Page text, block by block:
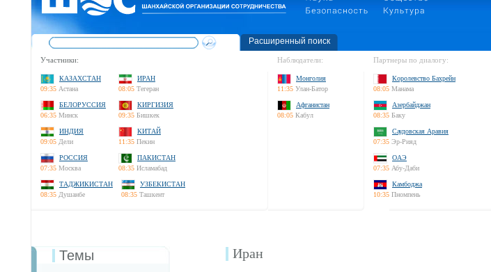
Расширенный поиск
Участники:
КАЗАХСТАН
09:35 Астана
ИРАН
08:05 Тегеран
БЕЛОРУССИЯ
06:35 Минск
КИРГИЗИЯ
09:35 Бишкек
ИНДИЯ
09:05 Дели
КИТАЙ
11:35 Пекин
РОССИЯ
07:35 Москва
ПАКИСТАН
08:35 Исламабад
ТАДЖИКИСТАН
08:35 Душанбе
УЗБЕКИСТАН
08:35 Ташкент
Наблюдатели:
Монголия
11:35 Улан-Батор
Афганистан
08:05 Кабул
Партнеры по диалогу:
Королевство Бахрейн
08:05 Манама
Азербайджан
08:35 Баку
Саудовская Аравия
07:35 Эр-Рияд
ОАЭ
07:35 Абу-Даби
Камбоджа
10:35 Пномпень
Темы Иран